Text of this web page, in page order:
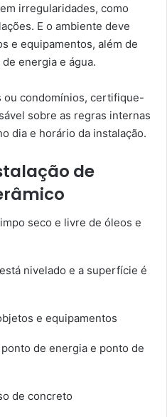
irregularidades, como
E o ambiente deve
e equipamentos, além de
energia e água.
ou condomínios, certifique-
sobre as regras internas
dia e horário da instalação.
de
seco e livre de óleos e
nivelado e a superfície é
e equipamentos
de energia e ponto de
de concreto